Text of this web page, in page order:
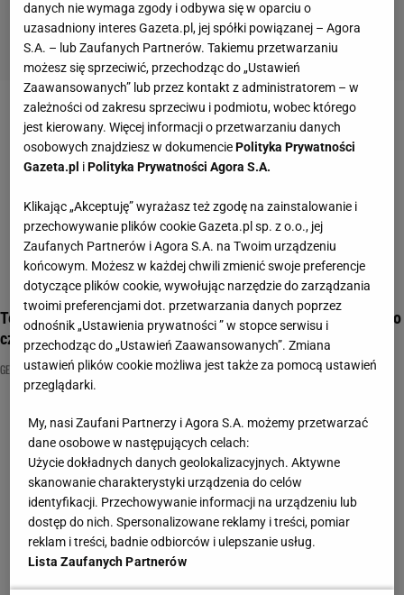
Ten quiz geograficzny cię zagnie! Vanuatu to państwo, miasto
czy rzeka?
GEOGRAFIA ŚWIATA NAJNOWSZE QUIZY DZISIAJ DODANE QUIZ WIEDZY
danych nie wymaga zgody i odbywa się w oparciu o
uzasadniony interes Gazeta.pl, jej spółki powiązanej – Agora
S.A. – lub Zaufanych Partnerów. Takiemu przetwarzaniu
możesz się sprzeciwić, przechodząc do „Ustawień
Zaawansowanych” lub przez kontakt z administratorem – w
zależności od zakresu sprzeciwu i podmiotu, wobec którego
jest kierowany. Więcej informacji o przetwarzaniu danych
osobowych znajdziesz w dokumencie Polityka Prywatności
Gazeta.pl i Polityka Prywatności Agora S.A.
Klikając „Akceptuję” wyrażasz też zgodę na zainstalowanie i
przechowywanie plików cookie Gazeta.pl sp. z o.o., jej
Zaufanych Partnerów i Agora S.A. na Twoim urządzeniu
końcowym. Możesz w każdej chwili zmienić swoje preferencje
dotyczące plików cookie, wywołując narzędzie do zarządzania
twoimi preferencjami dot. przetwarzania danych poprzez
odnośnik „Ustawienia prywatności ” w stopce serwisu i
przechodząc do „Ustawień Zaawansowanych”. Zmiana
ustawień plików cookie możliwa jest także za pomocą ustawień
przeglądarki.
My, nasi Zaufani Partnerzy i Agora S.A. możemy przetwarzać
dane osobowe w następujących celach:
Użycie dokładnych danych geolokalizacyjnych. Aktywne
skanowanie charakterystyki urządzenia do celów
identyfikacji. Przechowywanie informacji na urządzeniu lub
dostęp do nich. Spersonalizowane reklamy i treści, pomiar
reklam i treści, badnie odbiorców i ulepszanie usług.
Lista Zaufanych Partnerów